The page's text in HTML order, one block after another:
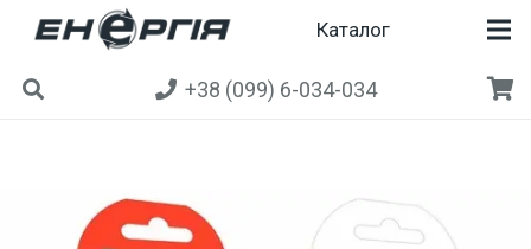
Каталог
+38 (099) 6-034-034